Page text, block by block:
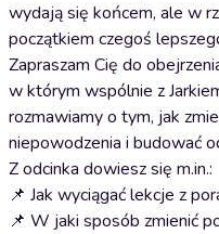
wydają się końcem, ale w
początkiem czegoś
Zapraszam Cię do
w którym wspólnie z
rozmawiamy o tym, jak
niepowodzenia i budować
Z odcinka dowiesz się m.in.:
📌 Jak wyciągać lekcje z
📌 W jaki sposób zmienić